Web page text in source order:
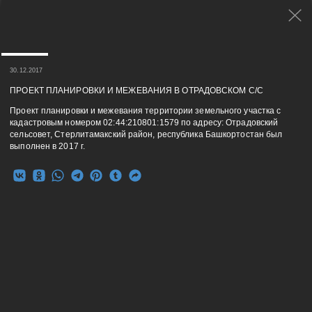
30.12.2017
ПРОЕКТ ПЛАНИРОВКИ И МЕЖЕВАНИЯ В ОТРАДОВСКОМ С/С
Проект планировки и межевания территории земельного участка с
кадастровым номером 02:44:210801:1579 по адресу: Отрадовский
сельсовет, Стерлитамакский район, республика Башкортостан был
выполнен в 2017 г.